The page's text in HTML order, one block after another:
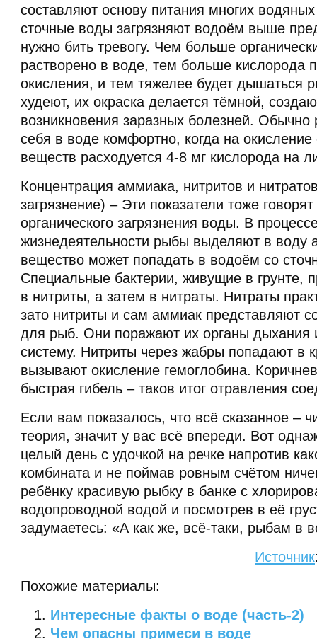
составляют основу питания многих
сточные воды загрязняют водоём выше
нужно бить тревогу. Чем больше
растворено в воде, тем больше кислорода
окисления, и тем тяжелее будет дышаться
худеют, их окраска делается тёмной,
возникновения заразных болезней. Обычно
себя в воде комфортно, когда на окисление
веществ расходуется 4-8 мг кислорода на
Концентрация аммиака, нитритов и
загрязнение) – Эти показатели тоже
органического загрязнения воды. В
жизнедеятельности рыбы выделяют в воду
вещество может попадать в водоём со
Специальные бактерии, живущие в грунте,
в нитриты, а затем в нитраты. Нитраты
зато нитриты и сам аммиак представляют
для рыб. Они поражают их органы дыхания
систему. Нитриты через жабры попадают в
вызывают окисление гемоглобина.
быстрая гибель – таков итог отравления
Если вам показалось, что всё сказанное –
теория, значит у вас всё впереди. Вот
целый день с удочкой на речке напротив
комбината и не поймав ровным счётом
ребёнку красивую рыбку в банке с
водопроводной водой и посмотрев в её
задумаетесь: «А как же, всё-таки, рыбам в
Источник
Похожие материалы:
Интересные факты о воде (часть-2)
Чем опасны примеси в воде